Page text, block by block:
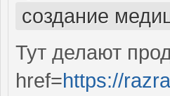
создание
Тут делают
href=https://